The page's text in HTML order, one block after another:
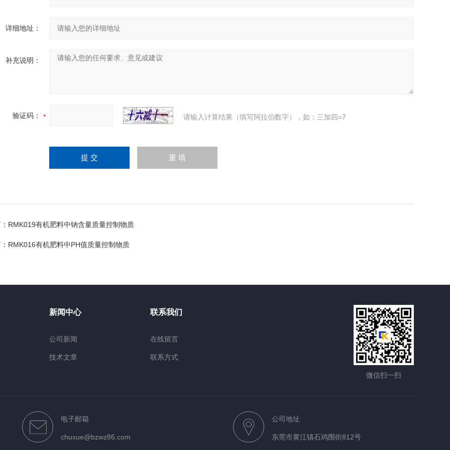
详细地址：
补充说明：
验证码： 请输入计算结果（填写阿拉伯数字），如：三加四=7
RMK019有机肥料中钠含量质量控制物质
RMK016有机肥料中PH值质量控制物质
新闻中心
公司新闻
技术文章
联系我们
在线留言
联系方式
微信扫一扫
电子邮箱
chuxue@bzwz86.com
公司地址
东莞市黄江镇石鸡围街812号